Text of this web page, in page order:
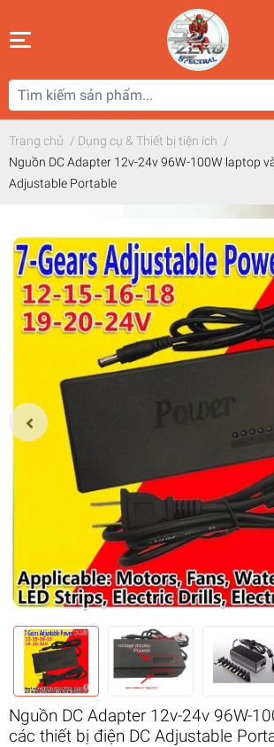
Trang chủ / Dụng cụ & Thiết bị tiện ích /
Nguồn DC Adapter 12v-24v 96W-100W laptop
Adjustable Portable
Nguồn DC Adapter 12v-24v 96W-
các thiết bị điện DC Adjustable